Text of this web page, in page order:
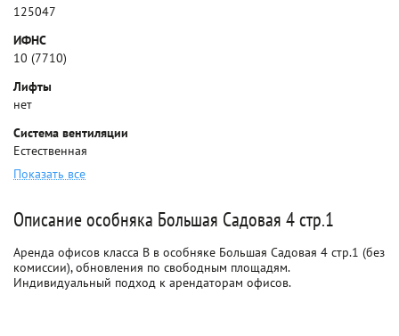
125047
ИФНС
10 (7710)
Лифты
нет
Система вентиляции
Естественная
Показать все
Описание особняка Большая Садовая 4 стр.1
Аренда офисов класса B в особняке Большая Садовая 4 стр.1 (без
комиссии), обновления по свободным площадям.
Индивидуальный подход к арендаторам офисов.